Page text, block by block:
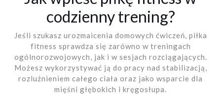
codzienny trening?
Jeśli szukasz urozmaicenia domowych ćwiczeń, piłka
fitness sprawdza się zarówno w treningach
ogólnorozwojowych, jak i w sesjach rozciągających.
Możesz wykorzystywać ją do pracy nad stabilizacją,
rozluźnieniem całego ciała oraz jako wsparcie dla
mięśni głębokich i kręgosłupa.